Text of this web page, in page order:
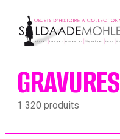
content
GRAVURES
1 320 produits